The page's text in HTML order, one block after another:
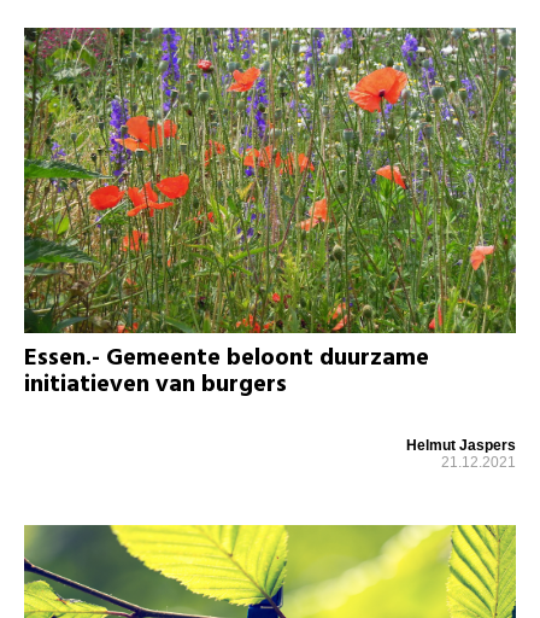
Essen.- Gemeente beloont duurzame
initiatieven van burgers
Helmut Jaspers
21.12.2021